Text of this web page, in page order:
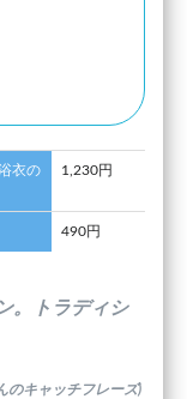
衣の
1,230円
490円
。トラディシ
のキャッチフレーズ)